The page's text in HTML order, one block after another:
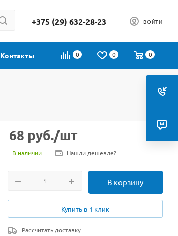
+375 (29) 632-28-23 ВОЙТИ
0 0 0
Контакты
68 руб./шт
В наличии Нашли дешевле?
В корзину
Купить в 1 клик
Рассчитать доставку